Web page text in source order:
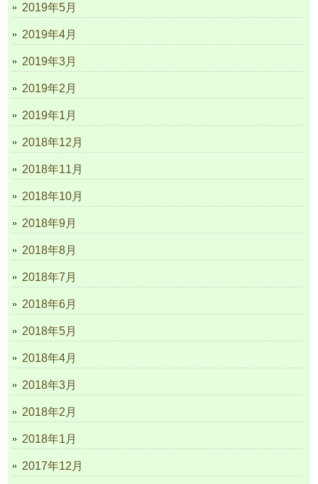
2019年5月
2019年4月
2019年3月
2019年2月
2019年1月
2018年12月
2018年11月
2018年10月
2018年9月
2018年8月
2018年7月
2018年6月
2018年5月
2018年4月
2018年3月
2018年2月
2018年1月
2017年12月